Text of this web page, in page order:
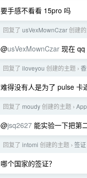
要手感不看看 15pro 吗
回复了 usVexMownCzar创建
@usVexMownCzar 现在 qq
回复了 iloveyou 创建的主题 ›
难得没有人是为了 pulse 卡
回复了 moudy创建的主题 ›
@jsq2627 能实验一下把第
回复了 intomi 创建的主题 › 签证
哪个国家的签证？